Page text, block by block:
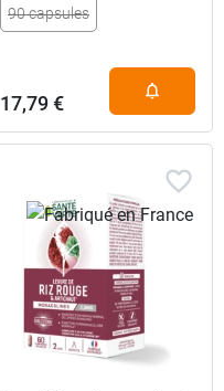
60 capsules
15,99 €
90 capsules
17,79 €